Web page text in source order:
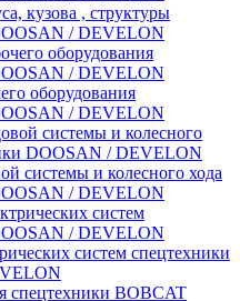
кузова , структуры
/ DEVELON
оборудования
/ DEVELON
системы и колесного хода
/ DEVELON
систем спецтехники